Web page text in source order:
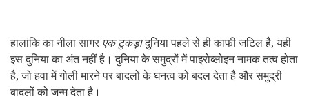
हालांकि का नीला सागर एक टुकड़ादुनिया पहले से ही काफी जटिल है, यही
इस दुनिया का अंत नहीं है। दुनिया के समुद्रों में पाइरोब्लोइन नामक तत्व होता
है, जो हवा में गोली मारने पर बादलों के घनत्व को बदल देता है और समुद्री
बादलों को जन्म देता है।